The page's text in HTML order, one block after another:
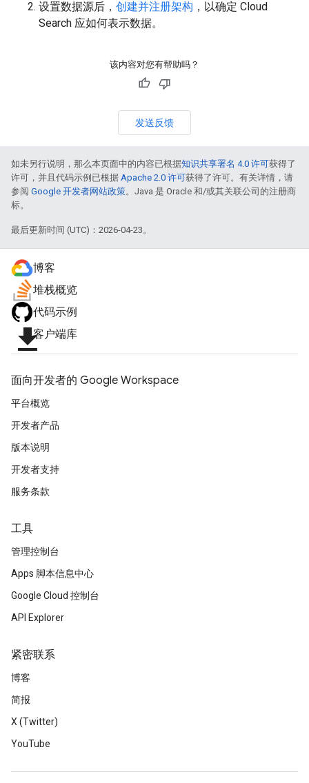
设置数据源后， 创建并注册架构 ，以确定 Cloud
Search 应如何表示数据。
该内容对您有帮助吗？
发送反馈
如未另行说明，那么本页面中的内容已根据知识共享署名 4.0 许可获得了
许可，并且代码示例已根据 Apache 2.0 许可获得了许可。有关详情，请
参阅 Google 开发者网站政策。Java 是 Oracle 和/或其关联公司的注册商
标。
最后更新时间 (UTC)：2026-04-23。
博客
堆栈概览
代码示例
file_download客户端库
面向开发者的 Google Workspace
平台概览
开发者产品
版本说明
开发者支持
服务条款
工具
管理控制台
Apps 脚本信息中心
Google Cloud 控制台
API Explorer
紧密联系
博客
简报
X (Twitter)
YouTube